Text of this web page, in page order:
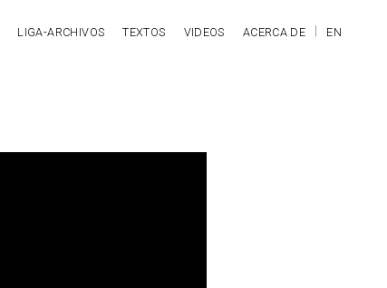
LIGA-ARCHIVOS TEXTOS VIDEOS ACERCA DE EN